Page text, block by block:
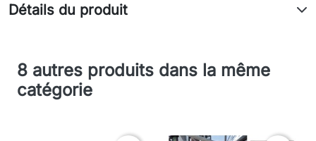
Détails du produit
8 autres produits dans la même
catégorie